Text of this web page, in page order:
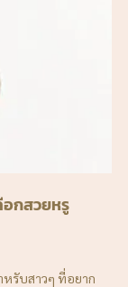
อกสวยหรู
หรับสาวๆ ที่อยาก